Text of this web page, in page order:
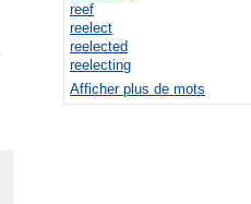
reef
reelect
reelected
reelecting
Afficher plus de mots